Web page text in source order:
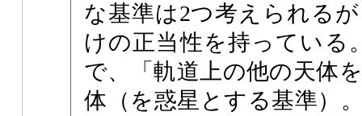
な基準は2つ考えられる
けの正当性を持っている
で、「軌道上の他の天体
体（を惑星とする基準）